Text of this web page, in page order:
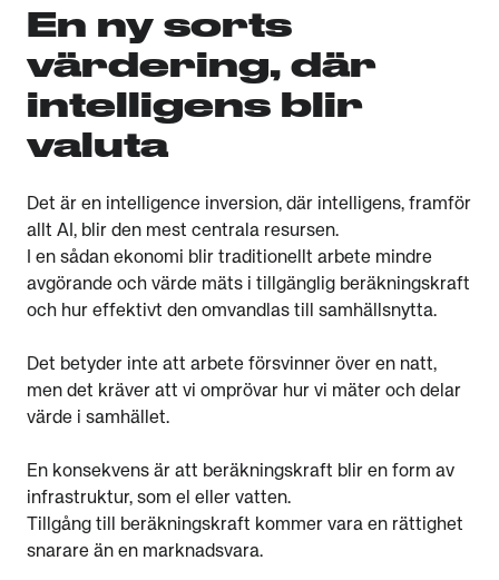
En ny sorts
värdering, där
intelligens blir
valuta
Det är en intelligence inversion, där intelligens, framför
allt AI, blir den mest centrala resursen.
I en sådan ekonomi blir traditionellt arbete mindre
avgörande och värde mäts i tillgänglig beräkningskraft
och hur effektivt den omvandlas till samhällsnytta.
Det betyder inte att arbete försvinner över en natt,
men det kräver att vi omprövar hur vi mäter och delar
värde i samhället.
En konsekvens är att beräkningskraft blir en form av
infrastruktur, som el eller vatten.
Tillgång till beräkningskraft kommer vara en rättighet
snarare än en marknadsvara.